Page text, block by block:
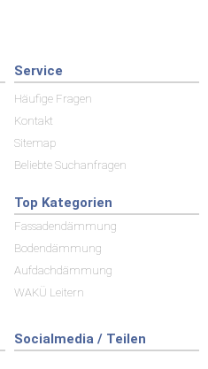
Service
Häufige Fragen
Kontakt
Sitemap
Beliebte Suchanfragen
Top Kategorien
Fassadendämmung
Bodendämmung
Aufdachdämmung
WAKÜ Leitern
Socialmedia / Teilen